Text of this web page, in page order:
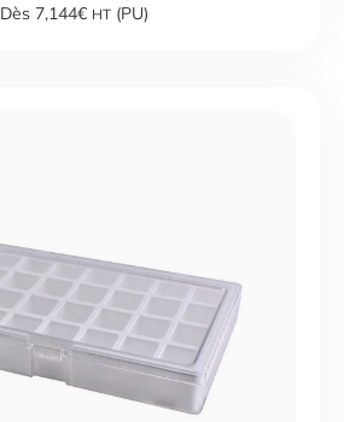
Dès 7,144€ HT(PU)